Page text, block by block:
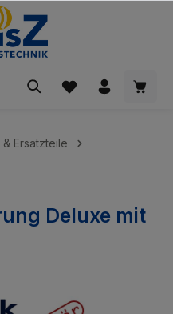
Ersatzteile
0 von 5 Sternen
Deluxe mit